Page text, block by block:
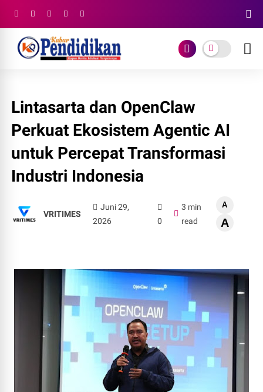
Lintasarta dan OpenClaw
Perkuat Ekosistem Agentic AI
untuk Percepat Transformasi
Industri Indonesia
VRITIMES
Juni 29,
2026
0
3 min
read
A
A